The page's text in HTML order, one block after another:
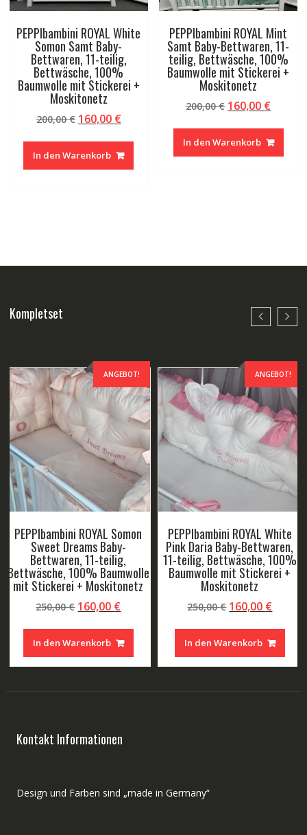
PEPPIbambini ROYAL White
Somon Samt Baby-
Bettwaren, 11-teilig,
Bettwäsche, 100%
Baumwolle mit Stickerei +
Moskitonetz
200,00€ Ursprünglicher
war:
200,00 €
160,00 €Aktueller
160,00 €.
In den Warenkorb
PEPPIbambini ROYAL Mint
Samt Baby-Bettwaren, 11-
teilig, Bettwäsche, 100%
Baumwolle mit Stickerei +
Moskitonetz
200,00€ Ursprünglicher
war:
200,00 €
160,00 €
160,00
In den Warenkorb
Kompletset
ANGEBOT!
PEPPIbambini ROYAL Pink
Samt Baby-Bettwaren, 11-
Baumwolle mit Stickerei +
Moskitonetz
200,00€Ursprünglicher
Preis
war:
200,00 €
160,00€Aktueller
Preis
ist:
160,00 €.
In den Warenkorb
ANGEBOT!
PEPPIbambini ROYAL Somon
Emilia Baby-Bettwaren, 11-
teilig, Bettwäsche, 100%
Baumwolle mit Stickerei +
Moskitonetz
250,00€
war:
250,00 €
160,00 €
In den Warenkorb
Kontakt Informationen
Design und Farben sind „made in Germany“